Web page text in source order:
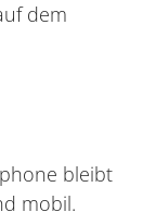
dem
bleibt
mobil.